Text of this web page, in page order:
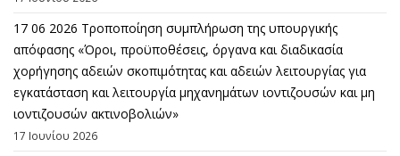
17 06 2026 Τροποποίηση συμπλήρωση της υπουργικής
απόφασης «Όροι, προϋποθέσεις, όργανα και διαδικασία
χορήγησης αδειών σκοπιμότητας και αδειών λειτουργίας για
εγκατάσταση και λειτουργία μηχανημάτων ιοντιζουσών και μη
ιοντιζουσών ακτινοβολιών»
17 Ιουνίου 2026